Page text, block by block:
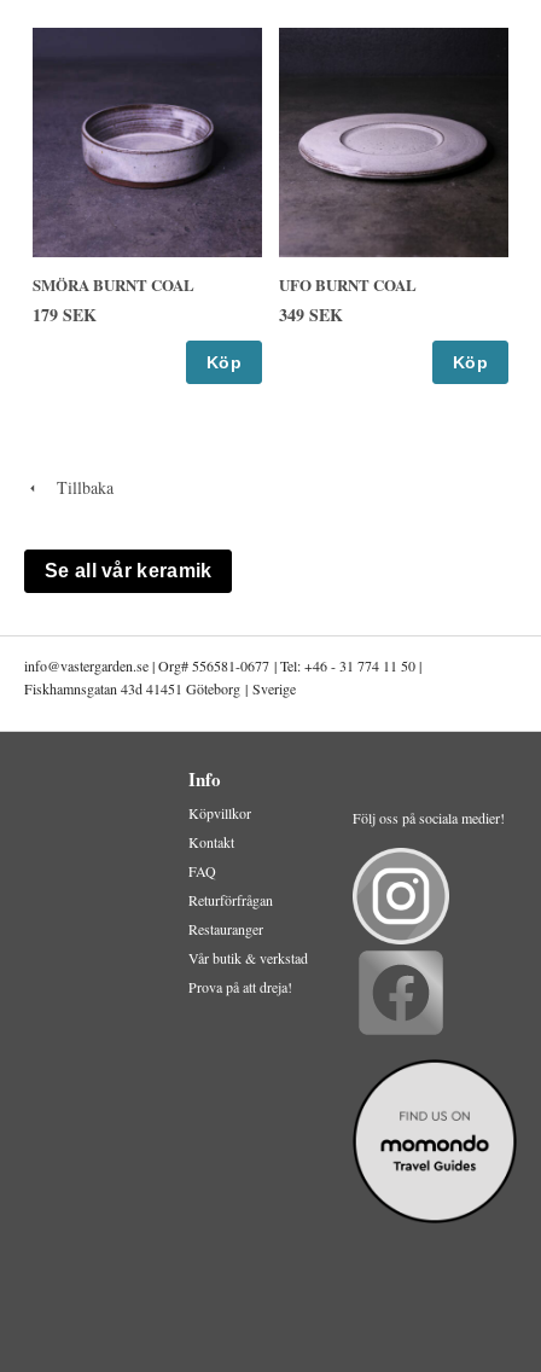
SMÖRA BURNT COAL
179 SEK
Köp
UFO BURNT COAL
349 SEK
Köp
Tillbaka
Se all vår keramik
info@vastergarden.se | Org# 556581-0677 | Tel: +46 - 31 774 11 50 |
Fiskhamnsgatan 43d 41451 Göteborg | Sverige
Info
Köpvillkor
Kontakt
FAQ
Returförfrågan
Restauranger
Vår butik & verkstad
Prova på att dreja!
Följ oss på sociala medier!